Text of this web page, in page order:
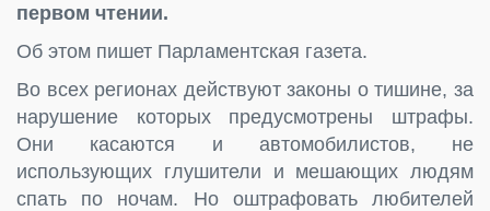
первом чтении.
Об этом пишет Парламентская газета.
Во всех регионах действуют законы о тишине, за
нарушение которых предусмотрены штрафы.
Они касаются и автомобилистов, не
использующих глушители и мешающих людям
спать по ночам. Но оштрафовать любителей